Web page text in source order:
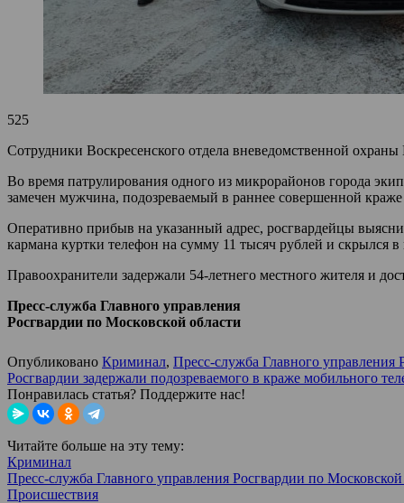
525
Сотрудники Воскресенского отдела вневедомственной
Во время патрулирования одного из микрорайонов города
замечен мужчина, подозреваемый в раннее совершенной
Оперативно прибыв на указанный адрес, росгвардейцы
кармана куртки телефон на сумму 11 тысяч рублей и скрылся
Правоохранители задержали 54-летнего местного жителя и
Пресс-служба Главного управления
Росгвардии по Московской области
Опубликовано Криминал, Пресс-служба Главного управления
Росгвардии задержали подозреваемого в краже мобильного
Понравилась статья? Поддержите нас!
Читайте больше на эту тему:
Криминал
Пресс-служба Главного управления Росгвардии по
Происшествия